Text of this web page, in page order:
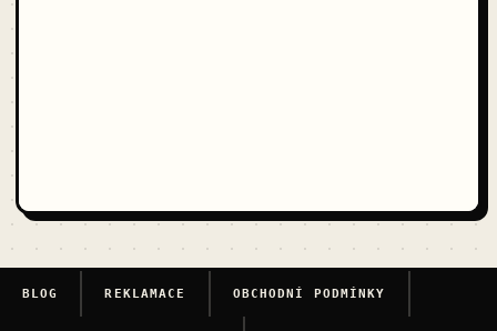
BLOG REKLAMACE OBCHODNÍ PODMÍNKY